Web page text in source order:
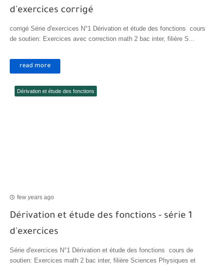
d'exercices corrigé
corrigé Série d'exercices N°1 Dérivation et étude des fonctions cours
de soutien: Exercices avec correction math 2 bac inter, filière S...
read more
Dérivation et étude des fonctions
few years ago
Dérivation et étude des fonctions - série 1
d'exercices
Série d'exercices N°1 Dérivation et étude des fonctions cours de
soutien: Exercices math 2 bac inter, filière Sciences Physiques et